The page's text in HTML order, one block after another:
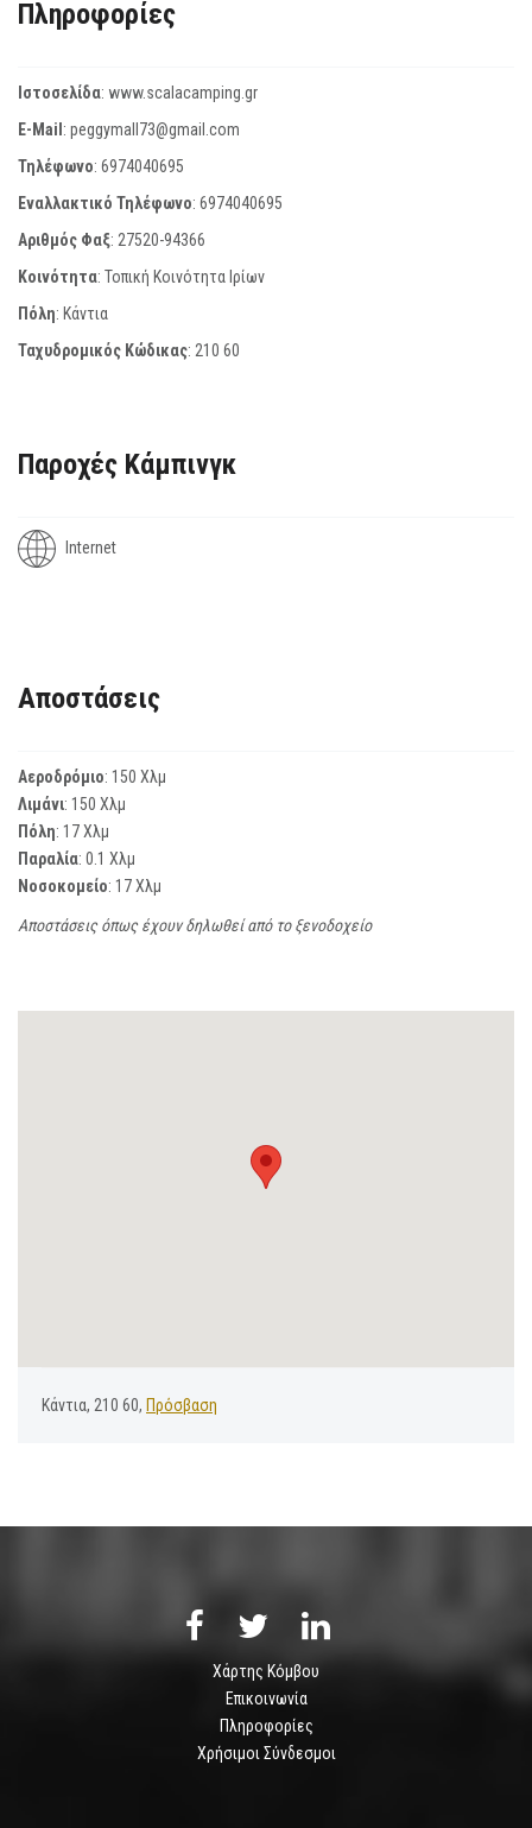
Πληροφορίες
Ιστοσελίδα: www.scalacamping.gr
E-Mail: peggymall73@gmail.com
Τηλέφωνο: 6974040695
Εναλλακτικό Τηλέφωνο: 6974040695
Αριθμός Φαξ: 27520-94366
Κοινότητα: Τοπική Κοινότητα Ιρίων
Πόλη: Κάντια
Ταχυδρομικός Κώδικας: 210 60
Παροχές Κάμπινγκ
Internet
Αποστάσεις
Αεροδρόμιο: 150 Χλμ
Λιμάνι: 150 Χλμ
Πόλη: 17 Χλμ
Παραλία: 0.1 Χλμ
Νοσοκομείο: 17 Χλμ
Αποστάσεις όπως έχουν δηλωθεί από το ξενοδοχείο
Κάντια, 210 60, Πρόσβαση
Χάρτης Κόμβου
Επικοινωνία
Πληροφορίες
Χρήσιμοι Σύνδεσμοι